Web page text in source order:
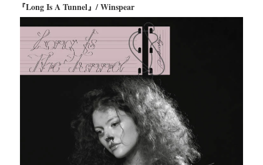
『Long Is A Tunnel』/ Winspear